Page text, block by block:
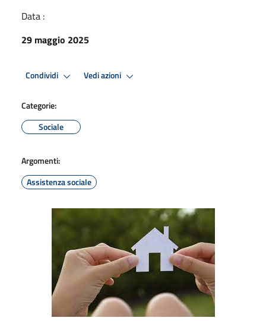
Data :
29 maggio 2025
Condividi Vedi azioni
Categorie:
Sociale
Argomenti:
Assistenza sociale